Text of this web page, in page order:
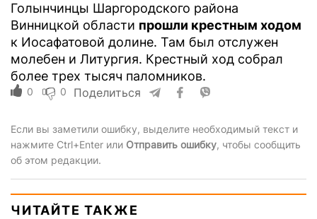
Голынчинцы Шаргородского района
Винницкой области прошли крестным ходом
к Иосафатовой долине. Там был отслужен
молебен и Литургия. Крестный ход собрал
более трех тысяч паломников.
0 0 Поделиться
Если вы заметили ошибку, выделите необходимый текст и
нажмите Ctrl+Enter или Отправить ошибку, чтобы сообщить
об этом редакции.
ЧИТАЙТЕ ТАКЖЕ